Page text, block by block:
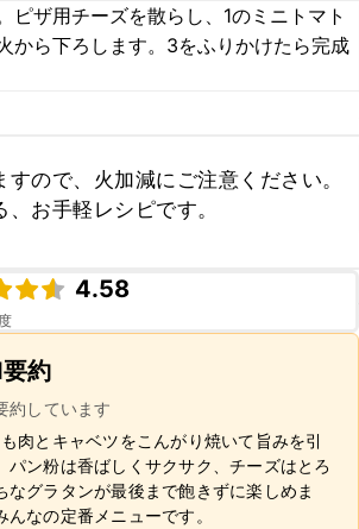
ザ用チーズを散らし、1のミニトマト
から下ろします。3をふりかけたら完成
ので、火加減にご注意ください。
お手軽レシピです。
4.58
約
約しています
肉とキャベツをこんがり焼いて旨みを引
ン粉は香ばしくサクサク、チーズはとろ
なグラタンが最後まで飽きずに楽しめま
なの定番メニューです。